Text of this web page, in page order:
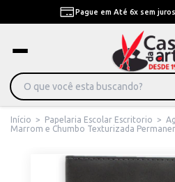
Pague em Até 6x sem
Início > Papelaria Escolar Escritorio >
Marrom e Chumbo Texturizada